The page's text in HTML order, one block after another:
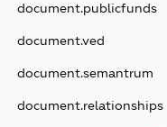
document.publicfunds
document.ved
document.semantrum
document.relationships